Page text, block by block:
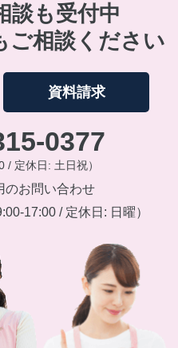
談も受付中
ご相談ください
資料請求
0377
/ 定休日: 土日祝）
のお問い合わせ
17:00 / 定休日: 日曜）